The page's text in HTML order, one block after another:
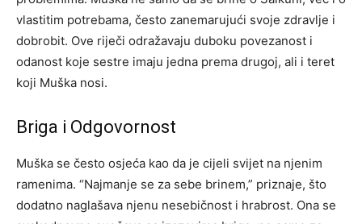
vlastitim potrebama, često zanemarujući svoje zdravlje i
dobrobit. Ove riječi odražavaju duboku povezanost i
odanost koje sestre imaju jedna prema drugoj, ali i teret
koji Muška nosi.
Briga i Odgovornost
Muška se često osjeća kao da je cijeli svijet na njenim
ramenima. “Najmanje se za sebe brinem,” priznaje, što
dodatno naglašava njenu nesebičnost i hrabrost. Ona se